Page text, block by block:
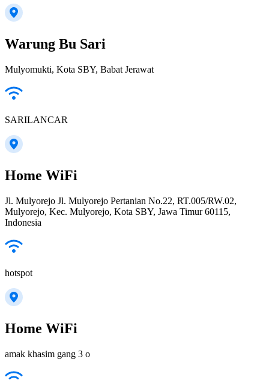
Warung Bu Sari
Mulyomukti, Kota SBY, Babat Jerawat
SARILANCAR
Home WiFi
Jl. Mulyorejo Jl. Mulyorejo Pertanian No.22, RT.005/RW.02,
Mulyorejo, Kec. Mulyorejo, Kota SBY, Jawa Timur 60115,
Indonesia
hotspot
Home WiFi
amak khasim gang 3 o